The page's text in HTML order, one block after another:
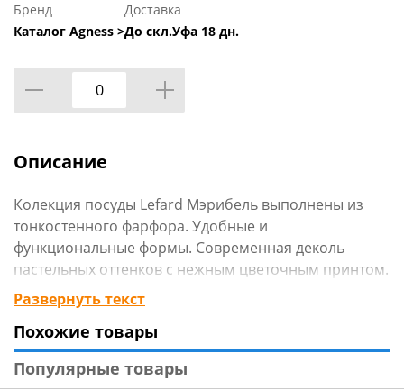
Бренд
Каталог Agness >
Доставка
До скл.Уфа 18 дн.
Описание
Колекция посуды Lefard Мэрибель выполнены из
тонкостенного фарфора. Удобные и
функциональные формы. Современная деколь
пастельных оттенков с нежным цветочным принтом.
Стильная упаковка. Посуда прошла сертификацию,
безопасна для контакта с пищевыми
продуктами. Отличный подарок. Разрешено
использование в микроволновой печи, можно мыть
в посудомоечной машине мягкими моющими
Развернуть текст
Похожие товары
Популярные товары